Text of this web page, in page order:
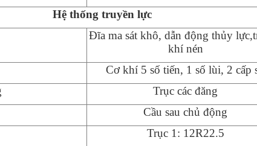
Hệ thống truyền lực
Đĩa ma sát khô, dẫn động thủy lực
khí nén
Cơ khí 5 số tiến, 1 số lùi, 2 cấp
Trục các đăng
Cầu sau chủ động
Trục 1: 12R22.5